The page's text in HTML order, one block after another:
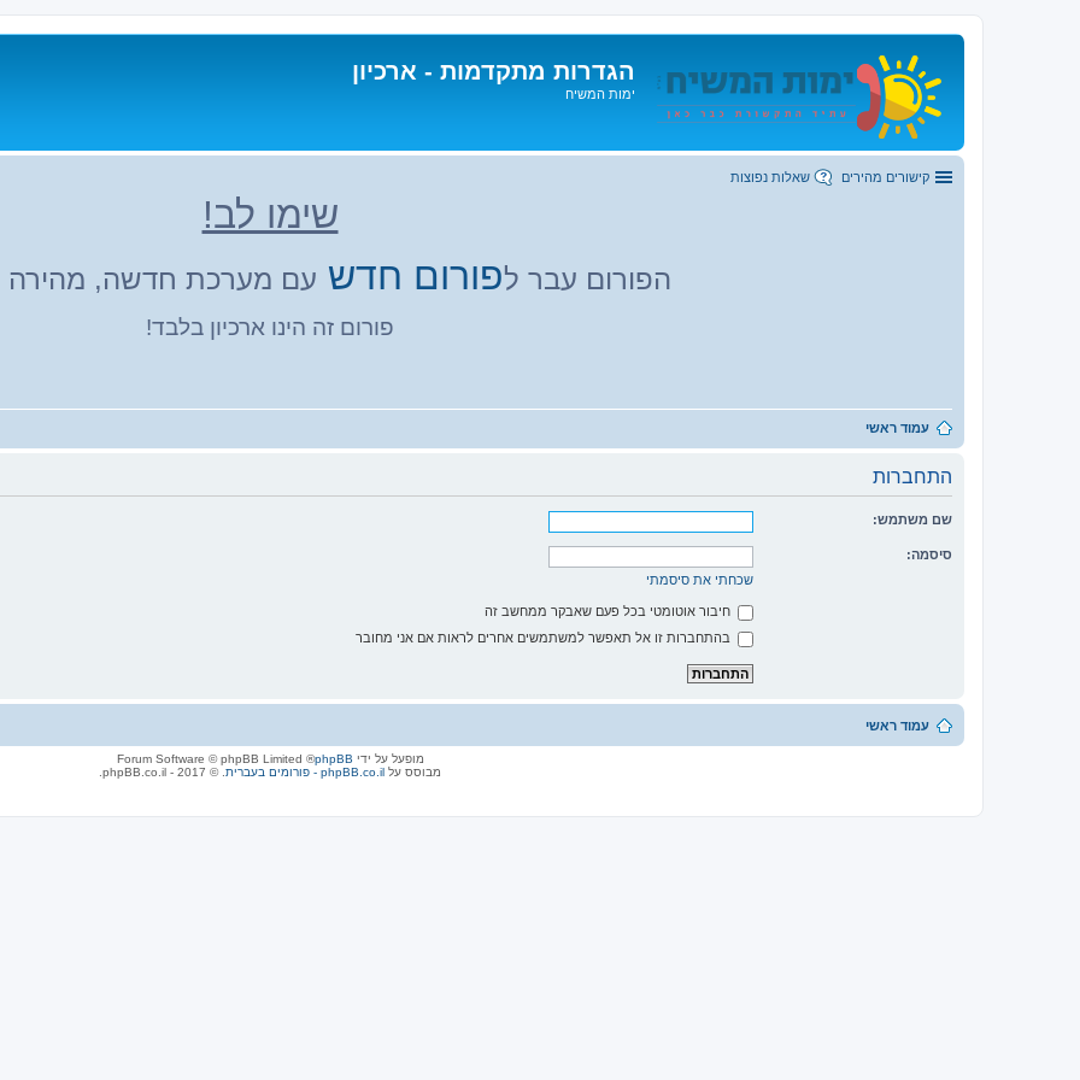
הגדרות מתקדמות - ארכיון
ימות המשיח
קישורים מהירים שאלות נפוצות
שימו לב!
הפורום עבר לפורום חדש עם מערכת חדשה, מהירה
פורום זה הינו ארכיון בלבד!
עמוד ראשי
התחברות
שם משתמש:
סיסמה:
שכחתי את סיסמתי
חיבור אוטומטי בכל פעם שאבקר ממחשב זה
בהתחברות זו אל תאפשר למשתמשים אחרים לראות אם אני מחובר
עמוד ראשי
מופעל על ידי phpBB
® Forum Software © phpBB Limited
מבוסס על phpBB.co.il - פורומים בעברית . © 2017 - phpBB.co.il.